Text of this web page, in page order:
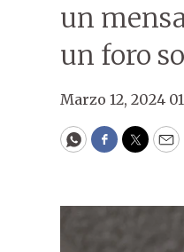
un
un foro
Marzo 12, 2024
WhatsApp
Facebook